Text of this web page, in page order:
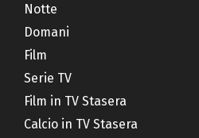
Notte
Domani
Film
Serie TV
Film in TV Stasera
Calcio in TV Stasera